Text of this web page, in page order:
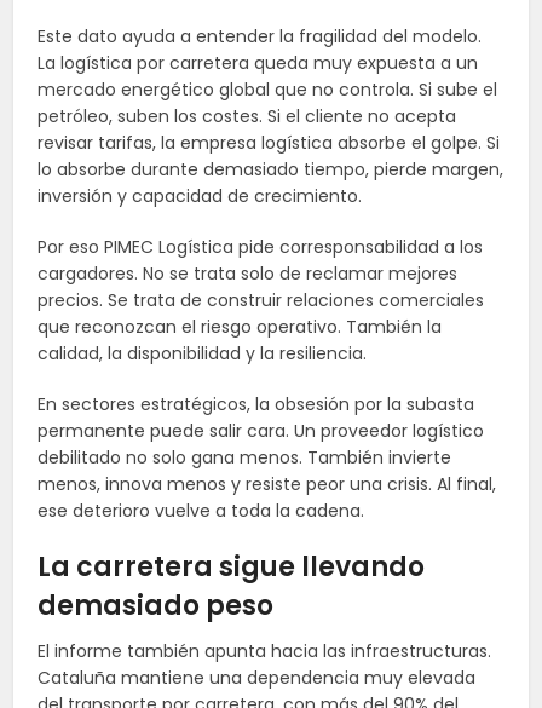
Este dato ayuda a entender la fragilidad del modelo.
La logística por carretera queda muy expuesta a un
mercado energético global que no controla. Si sube el
petróleo, suben los costes. Si el cliente no acepta
revisar tarifas, la empresa logística absorbe el golpe. Si
lo absorbe durante demasiado tiempo, pierde margen,
inversión y capacidad de crecimiento.
Por eso PIMEC Logística pide corresponsabilidad a los
cargadores. No se trata solo de reclamar mejores
precios. Se trata de construir relaciones comerciales
que reconozcan el riesgo operativo. También la
calidad, la disponibilidad y la resiliencia.
En sectores estratégicos, la obsesión por la subasta
permanente puede salir cara. Un proveedor logístico
debilitado no solo gana menos. También invierte
menos, innova menos y resiste peor una crisis. Al final,
ese deterioro vuelve a toda la cadena.
La carretera sigue llevando
demasiado peso
El informe también apunta hacia las infraestructuras.
Cataluña mantiene una dependencia muy elevada